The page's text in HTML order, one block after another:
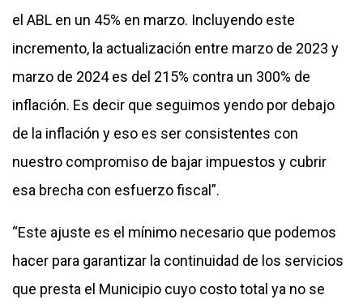
el ABL en un 45% en marzo. Incluyendo este
incremento, la actualización entre marzo de 2023 y
marzo de 2024 es del 215% contra un 300% de
inflación. Es decir que seguimos yendo por debajo
de la inflación y eso es ser consistentes con
nuestro compromiso de bajar impuestos y cubrir
esa brecha con esfuerzo fiscal”.
“Este ajuste es el mínimo necesario que podemos
hacer para garantizar la continuidad de los servicios
que presta el Municipio cuyo costo total ya no se